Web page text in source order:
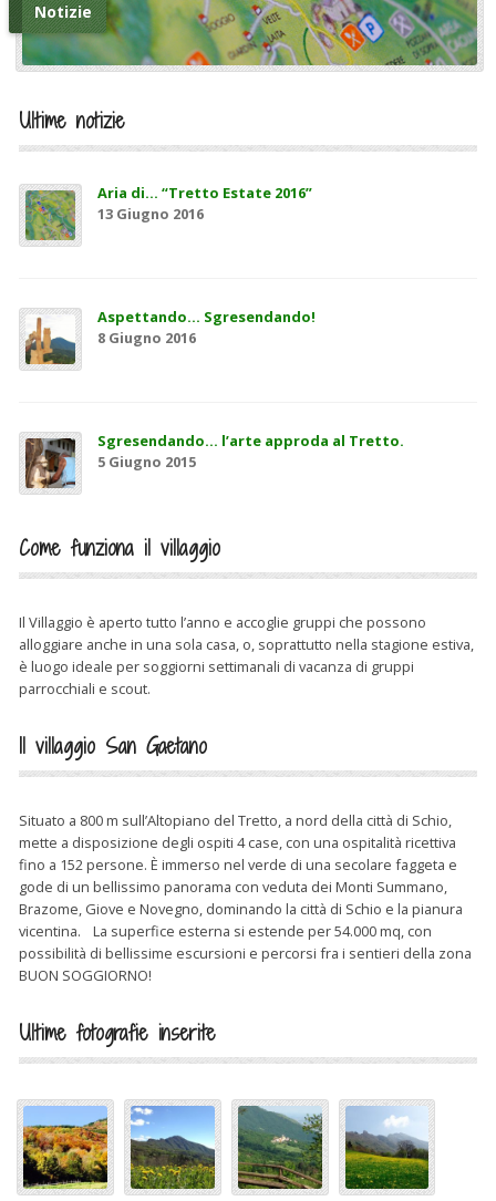
Notizie
Ultime notizie
Aria di… “Tretto Estate 2016”
13 Giugno 2016
Aspettando… Sgresendando!
8 Giugno 2016
Sgresendando… l’arte approda al Tretto.
5 Giugno 2015
Come funziona il villaggio
Il Villaggio è aperto tutto l’anno e accoglie gruppi che possono
alloggiare anche in una sola casa, o, soprattutto nella stagione estiva,
è luogo ideale per soggiorni settimanali di vacanza di gruppi
parrocchiali e scout.
Il villaggio San Gaetano
Situato a 800 m sull’Altopiano del Tretto, a nord della città di Schio,
mette a disposizione degli ospiti 4 case, con una ospitalità ricettiva
fino a 152 persone. È immerso nel verde di una secolare faggeta e
gode di un bellissimo panorama con veduta dei Monti Summano,
Brazome, Giove e Novegno, dominando la città di Schio e la pianura
vicentina. La superfice esterna si estende per 54.000 mq, con
possibilità di bellissime escursioni e percorsi fra i sentieri della zona
BUON SOGGIORNO!
Ultime fotografie inserite